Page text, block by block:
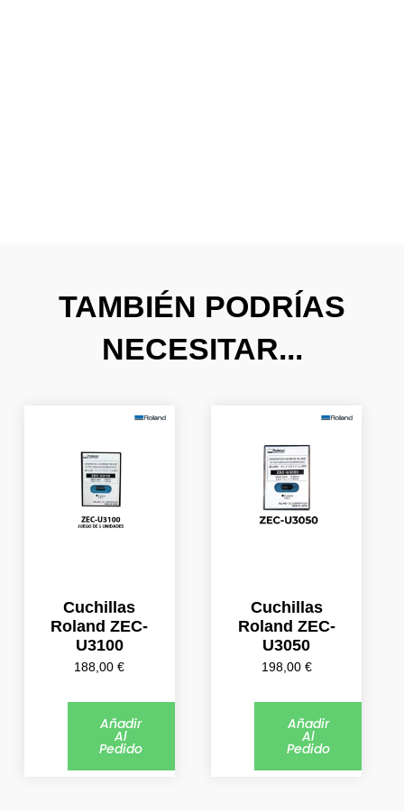
TAMBIÉN PODRÍAS
NECESITAR...
Cuchillas
Roland ZEC-
U3100
188,00€
Añadir
Al
Pedido
Cuchillas
Roland ZEC-
U3050
198,00 €
Añadir
Al
Pedido